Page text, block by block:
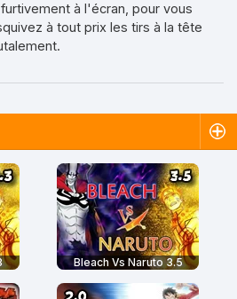
à l'écran, pour vous
à tout prix les tirs à la tête
Bleach Vs Naruto 3.5